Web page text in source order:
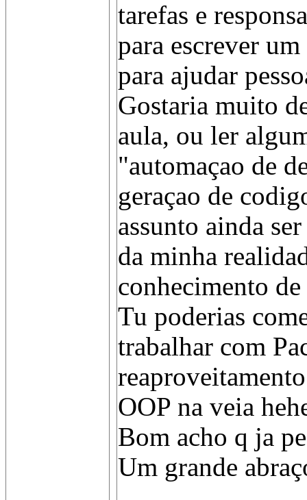
tarefas e
para escrever
para ajudar
Gostaria muito
aula, ou ler
"automaçao de
geraçao de
assunto ainda
da minha
conhecimento
Tu poderias
trabalhar com
OOP na veia
Bom acho q ja
Um grande